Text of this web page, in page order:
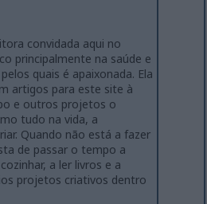
convidada aqui no
principalmente na saúde e
quais é apaixonada. Ela
artigos para este site à
e outros projetos o
tudo na vida, a
Quando não está a fazer
de passar o tempo a
a ler livros e a
projetos criativos dentro